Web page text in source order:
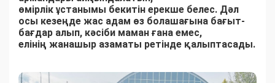
өмірлік ұстанымы бекитін ерекше белес. Дәл
осы кезеңде жас адам өз болашағына бағыт-
бағдар алып, кәсіби маман ғана емес,
елінің жанашыр азаматы ретінде қалыптасады.